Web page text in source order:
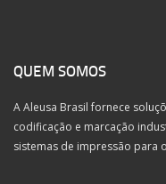
QUEM SOMOS
A Aleusa Brasil fornece
codificação e marcação
sistemas de impressão para